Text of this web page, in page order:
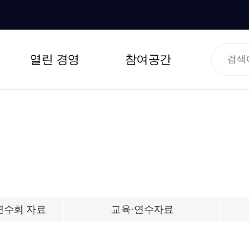
열린 경영 참여공간
수회 자료 교육·연수자료